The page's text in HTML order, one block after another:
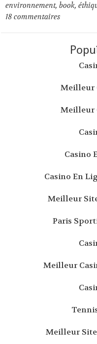
environnement,book,
18 commentaires
Meilleur
Meilleur
Casino
Casino En
Meilleur
Paris
Meilleur
Meilleur Site